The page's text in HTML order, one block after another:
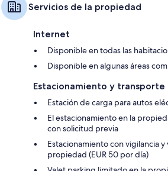
Servicios de la propiedad
Internet
Disponible en todas las
Disponible en algunas áreas
Estacionamiento y transporte
Estación de carga para autos
El estacionamiento en la
con solicitud previa
Estacionamiento con vigilancia
propiedad (EUR 50 por día)